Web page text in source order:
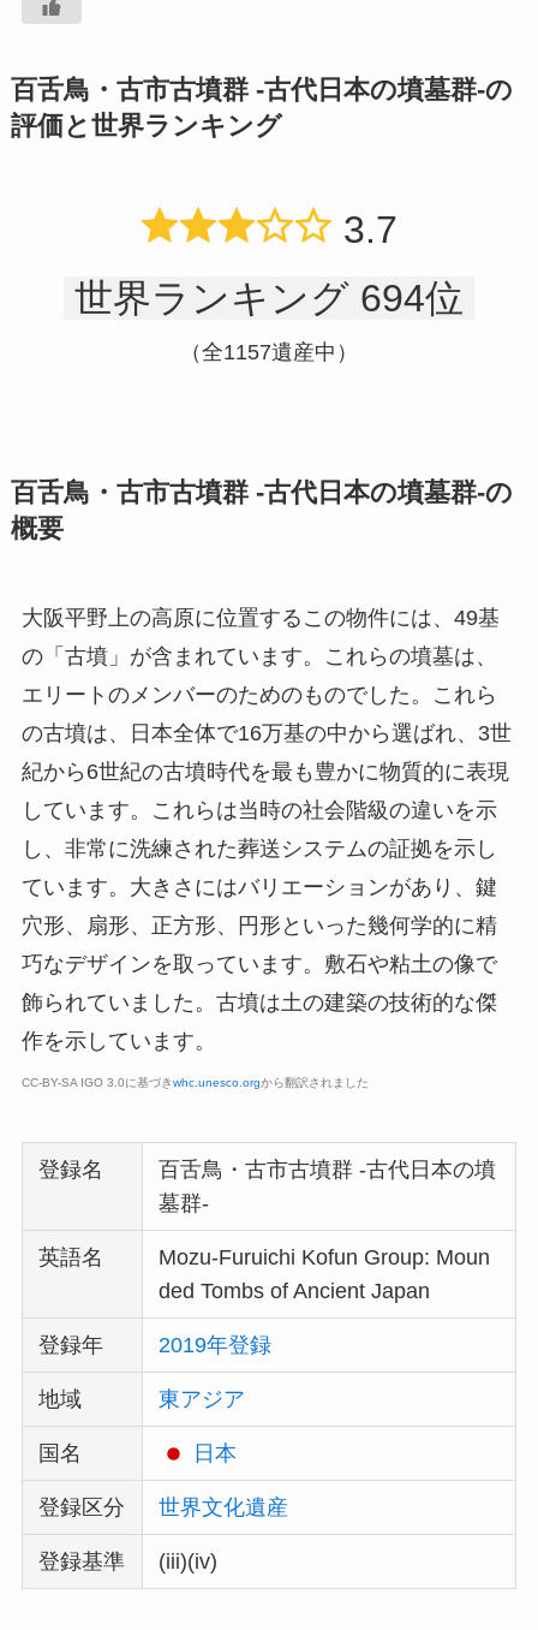
百舌鳥・古市古墳群 -古代日本の墳墓群-の
評価と世界ランキング
3.7
世界ランキング 694位
（全1157遺産中）
百舌鳥・古市古墳群 -古代日本の墳墓群-の
概要
大阪平野上の高原に位置するこの物件には、49基
の「古墳」が含まれています。これらの墳墓は、
エリートのメンバーのためのものでした。これら
の古墳は、日本全体で16万基の中から選ばれ、3世
紀から6世紀の古墳時代を最も豊かに物質的に表現
しています。これらは当時の社会階級の違いを示
し、非常に洗練された葬送システムの証拠を示し
ています。大きさにはバリエーションがあり、鍵
穴形、扇形、正方形、円形といった幾何学的に精
巧なデザインを取っています。敷石や粘土の像で
飾られていました。古墳は土の建築の技術的な傑
作を示しています。
CC-BY-SA IGO 3.0に基づきwhc.unesco.orgから翻訳されました
登録名
百舌鳥・古市古墳群 -古代日本の墳
墓群-
英語名
Mozu-Furuichi Kofun Group: Moun
ded Tombs of Ancient Japan
登録年 2019年登録
地域 東アジア
国名 日本
登録区分 世界文化遺産
登録基準 (iii)(iv)